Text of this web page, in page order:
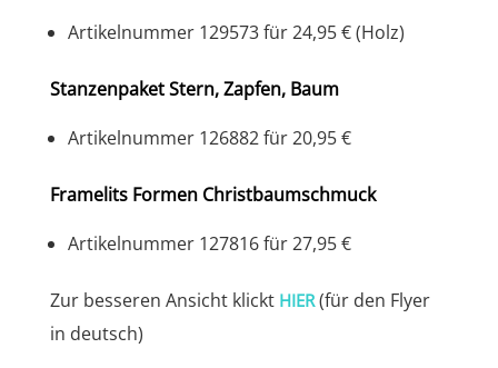
Artikelnummer 129573 für 24,95 € (Holz)
Stanzenpaket Stern, Zapfen, Baum
Artikelnummer 126882 für 20,95 €
Framelits Formen Christbaumschmuck
Artikelnummer 127816 für 27,95 €
Zur besseren Ansicht klickt HIER (für den Flyer
in deutsch)